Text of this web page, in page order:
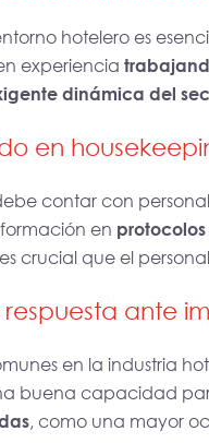
hotelero es
experiencia
dinámica del
en
contar con
en
crucial que el
ante
en la industria
buena capacidad
, como una mayor